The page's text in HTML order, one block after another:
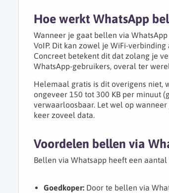
Hoe werkt WhatsApp
Wanneer je gaat bellen via
VoIP. Dit kan zowel je WiFi-
Concreet betekent dit dat zolang je
WhatsApp-gebruikers, overal ter
Helemaal gratis is dit overigens niet,
ongeveer 150 tot 300 KB per minuut
verwaarloosbaar. Let wel op
keer zoveel data.
Voordelen bellen via
Bellen via Whatsapp heeft een
Goedkoper: Door te bellen via